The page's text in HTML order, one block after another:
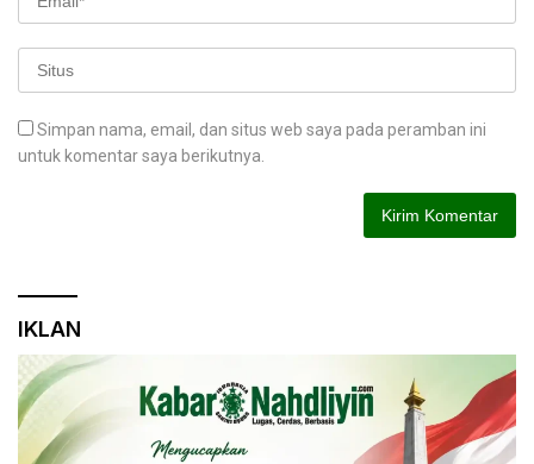
Simpan nama, email, dan situs web saya pada peramban ini
untuk komentar saya berikutnya.
IKLAN